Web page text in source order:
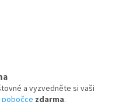
a vyzvedněte si vaši